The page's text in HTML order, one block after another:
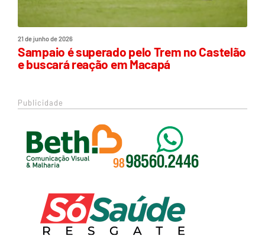
21 de junho de 2026
Sampaio é superado pelo Trem no Castelão
e buscará reação em Macapá
Publicidade